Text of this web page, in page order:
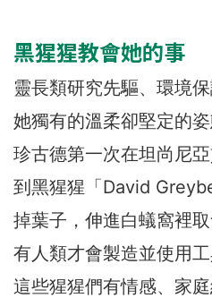
黑猩猩教會她的事
靈長類研究先驅、環境
她獨有的溫柔卻堅定的姿
珍古德第一次在坦尚尼
到黑猩猩「David
掉葉子，伸進白蟻窩裡
有人類才會製造並使用
這些猩猩們有情感、家